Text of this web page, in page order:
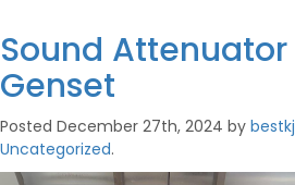
Sound Attenuator
Genset
Posted December 27th, 2024 by
Uncategorized.